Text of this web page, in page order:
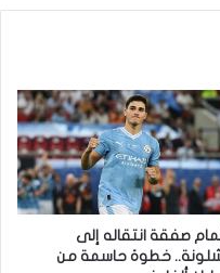
صفقة انتقاله إلى
خطوة حاسمة من